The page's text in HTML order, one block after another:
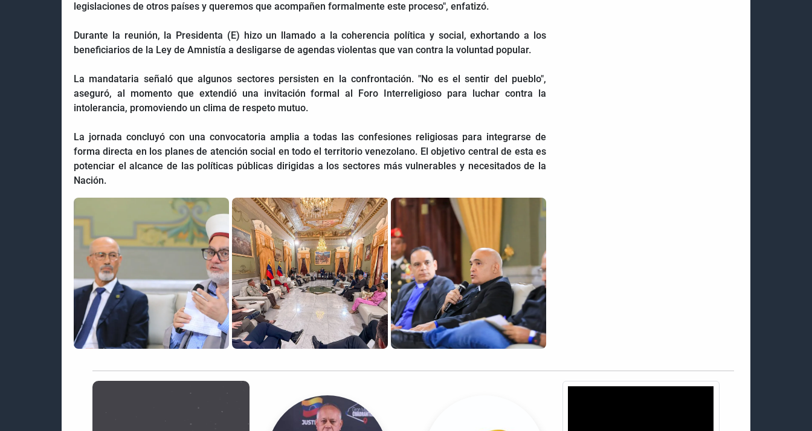
legislaciones de otros países y queremos que acompañen formalmente este proceso", enfatizó.
Durante la reunión, la Presidenta (E) hizo un llamado a la coherencia política y social, exhortando a los
beneficiarios de la Ley de Amnistía a desligarse de agendas violentas que van contra la voluntad popular.
La mandataria señaló que algunos sectores persisten en la confrontación. "No es el sentir del pueblo",
aseguró, al momento que extendió una invitación formal al Foro Interreligioso para luchar contra la
intolerancia, promoviendo un clima de respeto mutuo.
La jornada concluyó con una convocatoria amplia a todas las confesiones religiosas para integrarse de
forma directa en los planes de atención social en todo el territorio venezolano. El objetivo central de esta es
potenciar el alcance de las políticas públicas dirigidas a los sectores más vulnerables y necesitados de la
Nación.